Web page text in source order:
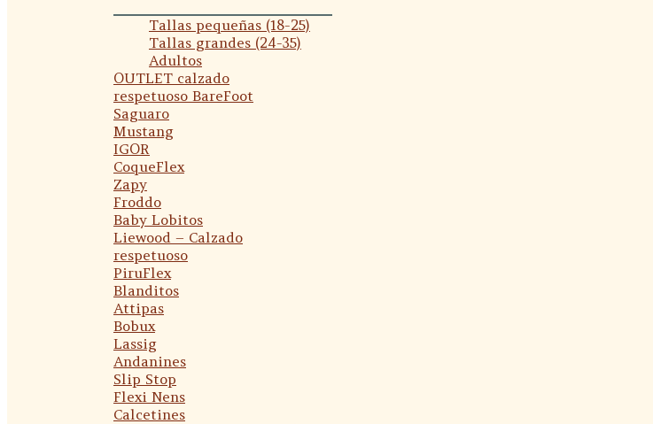
Tallas pequeñas (18-25)
Tallas grandes (24-35)
Adultos
OUTLET calzado
respetuoso BareFoot
Saguaro
Mustang
IGOR
CoqueFlex
Zapy
Froddo
Baby Lobitos
Liewood – Calzado
respetuoso
PiruFlex
Blanditos
Attipas
Bobux
Lassig
Andanines
Slip Stop
Flexi Nens
Calcetines